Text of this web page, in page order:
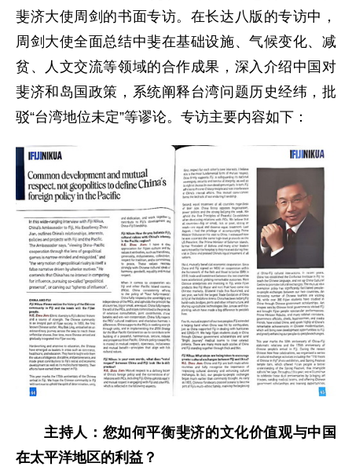
斐济大使周剑的书面专访。在长达八版的专访中，
周剑大使全面总结中斐在基础设施、气候变化、减
贫、人文交流等领域的合作成果，深入介绍中国对
斐济和岛国政策，系统阐释台湾问题历史经纬，批
驳“台湾地位未定”等谬论。专访主要内容如下：
主持人：您如何平衡斐济的文化价值观与中国
在太平洋地区的利益？